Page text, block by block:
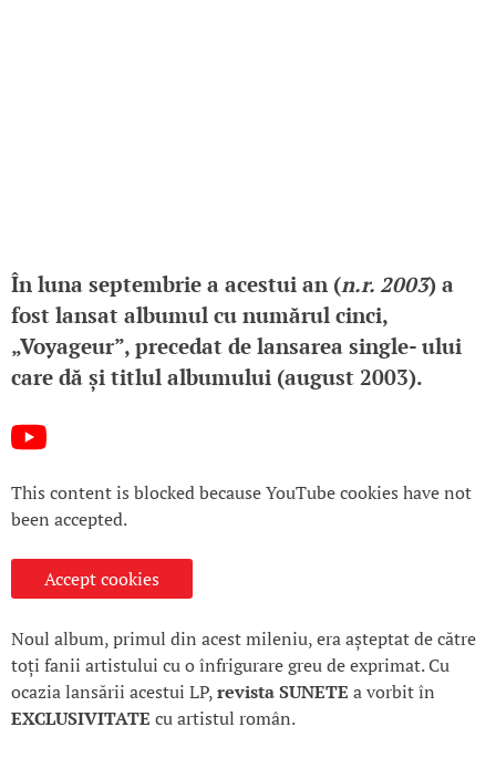
În luna septembrie a acestui an (n.r. 2003) a
fost lansat albumul cu numărul cinci,
„Voyageur”, precedat de lansarea single- ului
care dă și titlul albumului (august 2003).
This content is blocked because YouTube cookies have not
been accepted.
Accept cookies
Noul album, primul din acest mileniu, era așteptat de către
toți fanii artistului cu o înfrigurare greu de exprimat. Cu
ocazia lansării acestui LP,revista SUNETE a vorbit în
EXCLUSIVITATE cu artistul român.